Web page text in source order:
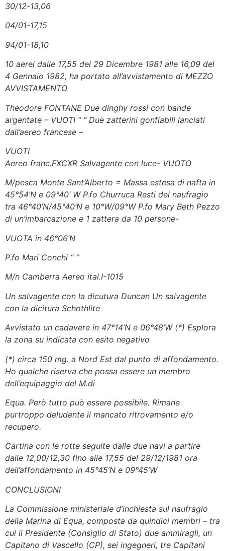
30/12-13,06
04/01-17,15
94/01-18,10
10 aerei dalle 17,55 del 29 Dicembre 1981 alle 16,09 del
4 Gennaio 1982, ha portato all’avvistamento di MEZZO
AVVISTAMENTO
Theodore FONTANE Due dinghy rossi con bande
argentate – VUOTI “ “ Due zatterini gonfiabili lanciati
dall’aereo francese –
VUOTI
Aereo franc.FXCXR Salvagente con luce- VUOTO
M/pesca Monte Sant’Alberto = Massa estesa di nafta in
45°54’N e 09°40’ W P.fo Churruca Resti del naufragio
tra 46°40’N/45°40’N e 10°W/09°W P.fo Mary Beth Pezzo
di un’imbarcazione e 1 zattera da 10 persone-
VUOTA in 46°06’N
P.fo Mari Conchi “ “
M/n Camberra Aereo ital.I-1015
Un salvagente con la dicutura Duncan Un salvagente
con la dicitura Schothlite
Avvistato un cadavere in 47°14’N e 06°48’W (*) Esplora
la zona su indicata con esito negativo
(*) circa 150 mg. a Nord Est dal punto di affondamento.
Ho qualche riserva che possa essere un membro
dell’equipaggio del M.di
Equa. Però tutto può essere possibile. Rimane
purtroppo deludente il mancato ritrovamento e/o
recupero.
Cartina con le rotte seguite dalle due navi a partire
dalle 12,00/12,30 fino alle 17,55 del 29/12/1981 ora
dell’affondamento in 45°45’N e 09°45’W
CONCLUSIONI
La Commissione ministeriale d’inchiesta sul naufragio
della Marina di Equa, composta da quindici membri – tra
cui il Presidente (Consiglio di Stato) due ammiragli, un
Capitano di Vascello (CP), sei ingegneri, tre Capitani